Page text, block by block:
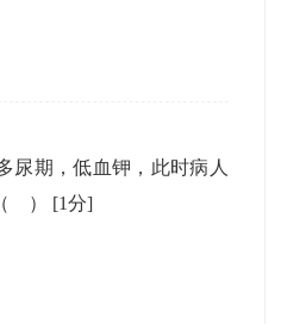
尿期，低血钾，此时病人
） [1分]